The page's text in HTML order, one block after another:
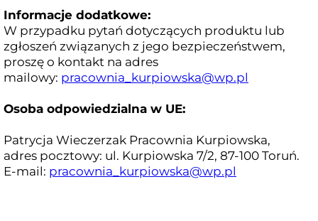
Informacje dodatkowe:
W przypadku pytań dotyczących produktu lub
zgłoszeń związanych z jego bezpieczeństwem,
proszę o kontakt na adres
mailowy: pracownia_kurpiowska@wp.pl
Osoba odpowiedzialna w UE:
Patrycja Wieczerzak Pracownia Kurpiowska,
adres pocztowy: ul. Kurpiowska 7/2, 87-100 Toruń.
E-mail: pracownia_kurpiowska@wp.pl